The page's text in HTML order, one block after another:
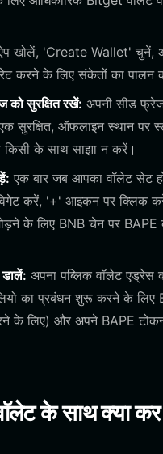
खोलें, 'Create Wallet' चुनें,
करने के लिए संकेतों का पालन
को सुरक्षित रखें: अपनी सीड
सुरक्षित, ऑफलाइन स्थान पर
के साथ साझा न करें।
एक बार जब आपका वॉलेट सेट
करें, '+' आइकन पर क्लिक
के लिए BNB चेन पर BAPE
अपना पब्लिक वॉलेट एड्रेस
का प्रबंधन शुरू करने के लिए
के लिए) और अपने BAPE
के साथ क्या